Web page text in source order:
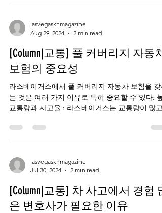
lasvegasknmagazine
Aug 29, 2024
2 min read
[Column|교통] 풀 커버리지 자동차
보험의 중요성
라스베이거스에서 풀 커버리지 자동차 보험을 갖
는 것은 여러 가지 이유로 특히 중요할 수 있다: 높
교통량과 사고율 : 라스베이거스는 교통량이 많고
많이 높다. 풀 커버리지는 사고에 연루되었을 때...
lasvegasknmagazine
Jul 30, 2024
2 min read
[Column|교통] 차 사고에서 경험 많
은 변호사가 필요한 이유